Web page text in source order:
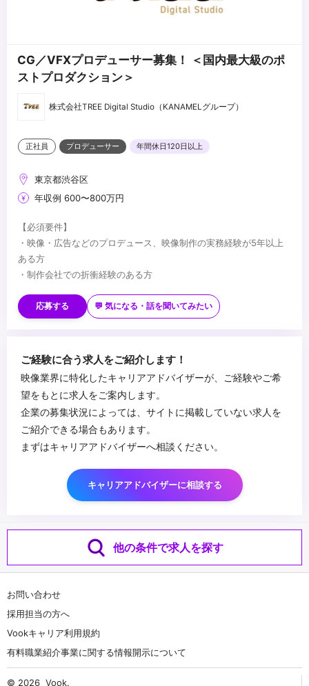
CG／VFXプロデューサー募集！ ＜国内最大級のポ
ストプロダクション＞
株式会社TREE Digital Studio（KANAMELグループ）
正社員 プロデューサー 年間休日120日以上
東京都渋谷区
年収例 600〜800万円
【必須要件】
・映像・広告などのプロデュース、映像制作の実務経験が5年以上
ある方
・制作会社での折衝経験のある方
・CGデザイナーからプロデューサーへキャリアチェンジを目指す方
・制作会社でプロデュース経験のある方
応募する 💬 気になる・話を聞いてみたい
ご経験に合う求人をご紹介します！
映像業界に特化したキャリアアドバイザーが、ご経験やご希
望をもとに求人をご案内します。
企業の募集状況によっては、サイトに掲載していない求人を
ご紹介できる場合もあります。
まずはキャリアアドバイザーへ相談ください。
キャリアアドバイザーに相談する
他の条件で求人を探す
お問い合わせ
採用担当の方へ
Vookキャリア利用規約
有料職業紹介事業に関する情報開示について
© 2026 Vook.